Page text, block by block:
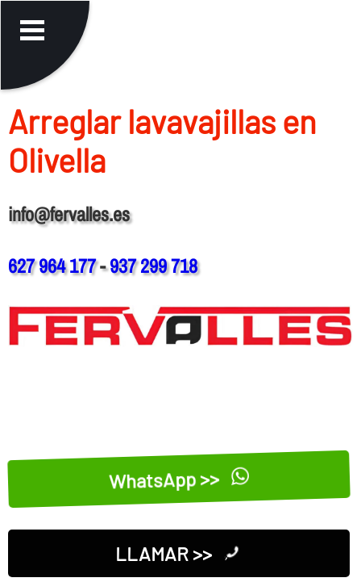
Arreglar lavavajillas en
Olivella
info@fervalles.es
627 964 177-937 299 718
WhatsApp >>
LLAMAR >>